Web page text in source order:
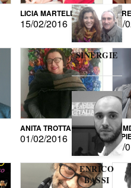
LICIA MARTELLI
15/02/2016 15/
ANITA TROTTA
01/02/2016 DI
15/
SINERGIE
ENRICO
BASSI